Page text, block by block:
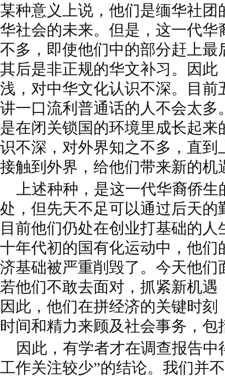
某种意义上说，他们是缅华社
华社会的未来。但是，这一代华
不多，即使他们中的部分赶上最
其后是非正规的华文补习。因此
浅，对中华文化认识不深。目前
讲一口流利普通话的人不会太多
是在闭关锁国的环境里成长起
识不深，对外界知之不多，直到
接触到外界，给他们带来新的机
上述种种，是这一代华裔侨生
处，但先天不足可以通过后天的
目前他们仍处在创业打基础的
十年代初的国有化运动中，他们
济基础被严重削毁了。今天他们
若他们不敢去面对，抓紧新机遇
因此，他们在拼经济的关键时
时间和精力来顾及社会事务，包
因此，有学者才在调查报告中
工作关注较少”的结论。我们并